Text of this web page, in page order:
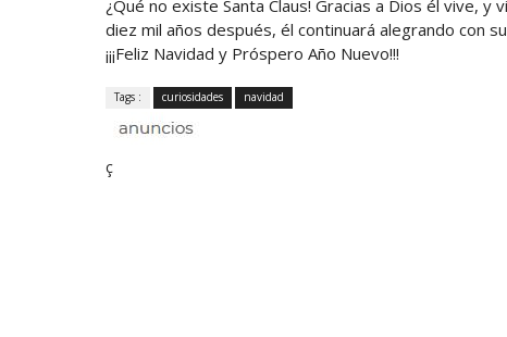
¿Qué no existe Santa Claus! Gracias a Dios él vive,
diez mil años después, él continuará alegrando con
¡¡¡Feliz Navidad y Próspero Año Nuevo!!!
Tags : curiosidades navidad
ç